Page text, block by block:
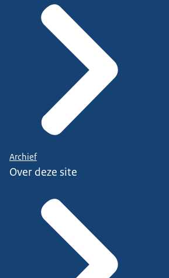
Archief
Over deze site